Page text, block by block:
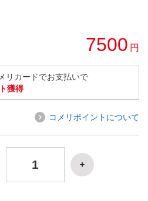
7500 円
リカードでお支払いで
獲得
コメリポイントについて